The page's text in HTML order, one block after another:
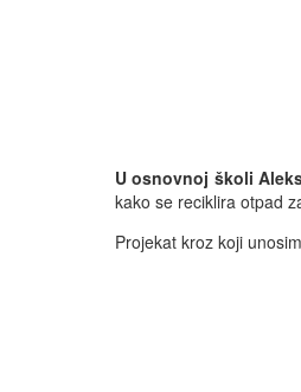
U osnovnoj školi
kako se reciklira otpad
Projekat kroz koji